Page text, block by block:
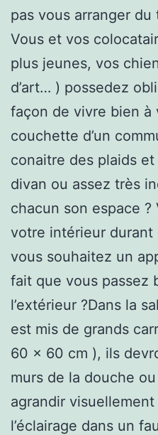
pas vous arranger
Vous et vos
plus jeunes, vos
d’art… ) possedez
façon de vivre bien à
couchette d’un
conaitre des plaids
divan ou assez très
chacun son espace ?
votre intérieur durant
vous souhaitez un
fait que vous passez
l’extérieur ?Dans la
est mis de grands
60 x 60 cm ), ils
murs de la douche
agrandir visuellement
l’éclairage dans un